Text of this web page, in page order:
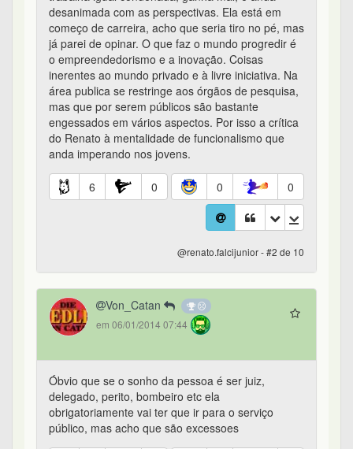
desanimada com as perspectivas. Ela está em
começo de carreira, acho que seria tiro no pé, mas
já parei de opinar. O que faz o mundo progredir é
o empreendedorismo e a inovação. Coisas
inerentes ao mundo privado e à livre iniciativa. Na
área publica se restringe aos órgãos de pesquisa,
mas que por serem públicos são bastante
engessados em vários aspectos. Por isso a crítica
do Renato à mentalidade de funcionalismo que
anda imperando nos jovens.
6 0 0 0
@renato.falcijunior - #2 de 10
Von_Catan
em 06/01/2014 07:44
Óbvio que se o sonho da pessoa é ser juiz,
delegado, perito, bombeiro etc ela
obrigatoriamente vai ter que ir para o serviço
público, mas acho que são excessoes